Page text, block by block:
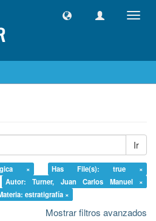
Ir
×
Has File(s): true ×
Autor: Turner, Juan Carlos Manuel ×
estratigrafía ×
Mostrar filtros avanzados